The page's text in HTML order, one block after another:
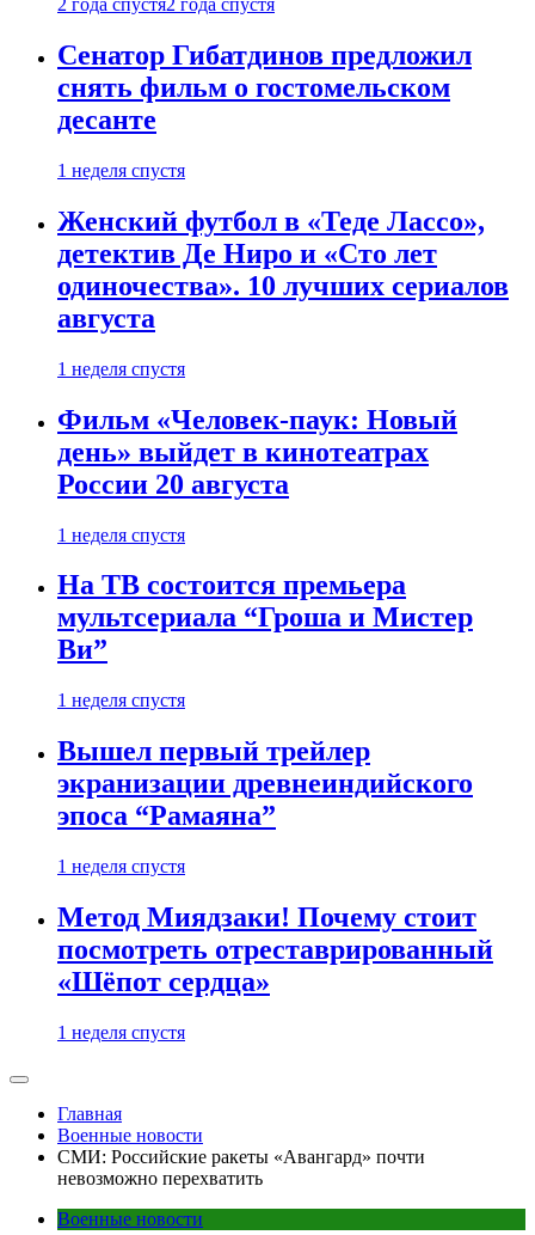
2 года спустя2 года спустя
Сенатор Гибатдинов предложил
снять фильм о гостомельском
десанте
1 неделя спустя
Женский футбол в «Теде Лассо»,
детектив Де Ниро и «Сто лет
одиночества». 10 лучших сериалов
августа
1 неделя спустя
Фильм «Человек-паук: Новый
день» выйдет в кинотеатрах
России 20 августа
1 неделя спустя
На ТВ состоится премьера
мультсериала “Гроша и Мистер
Ви”
1 неделя спустя
Вышел первый трейлер
экранизации древнеиндийского
эпоса “Рамаяна”
1 неделя спустя
Метод Миядзаки! Почему стоит
посмотреть отреставрированный
«Шёпот сердца»
1 неделя спустя
Главная
Военные новости
СМИ: Российские ракеты «Авангард» почти
невозможно перехватить
Военные новости